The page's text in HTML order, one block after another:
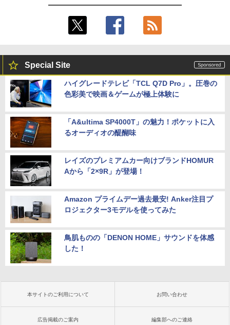
Special Site
ハイグレードテレビ「TCL Q7D Pro」。圧巻の
色彩美で映画＆ゲームが極上体験に
「A&ultima SP4000T」の魅力！ポケットに入
るオーディオの醍醐味
レイズのプレミアムカー向けブランドHOMUR
Aから「2×9R」が登場！
Amazon プライムデー過去最安! Anker注目プ
ロジェクター3モデルを使ってみた
鳥肌ものの「DENON HOME」サウンドを体感
した！
本サイトのご利用について お問い合わせ
広告掲載のご案内 編集部へのご連絡